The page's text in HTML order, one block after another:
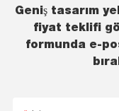
Geniş tasarım
fiyat teklifi
formunda e-